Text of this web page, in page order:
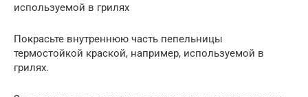
используемой в грилях
Покрасьте внутреннюю часть пепельницы
термостойкой краской, например, используемой в
грилях.